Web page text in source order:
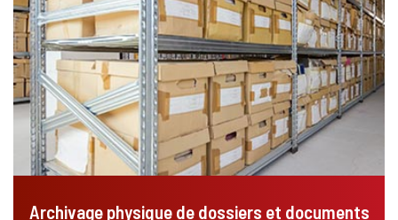
Archivage physique de dossiers et documents